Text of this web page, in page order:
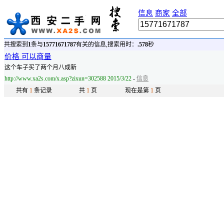
信息 商家 全部
共搜索到 1条与15771671787有关的信息,搜索用时： .578秒
价格 可以商量
这个车子买了两个月八成新
http://www.xa2s.com/x.asp?zixun=302588 2015/3/22 - 信息
共有 1 条记录 共 1 页 现在是第 1 页